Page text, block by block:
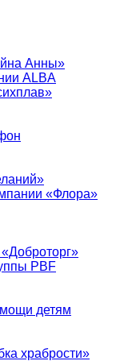
Анны»
ALBA
«Флора»
PBF
детям
храбрости»